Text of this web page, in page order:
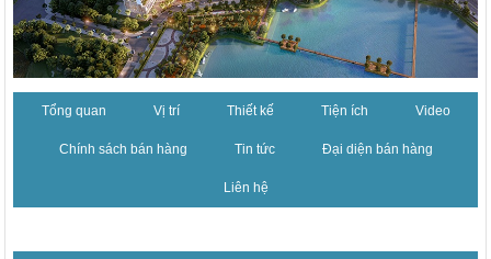
Tổng quan Vị trí Thiết kế Tiện ích Video
Chính sách bán hàng Tin tức Đại diện bán hàng
Liên hệ